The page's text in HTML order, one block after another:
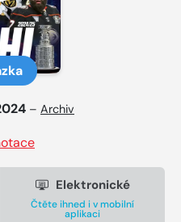
– Archiv
Elektronické
Čtěte ihned i v mobilní
aplikaci